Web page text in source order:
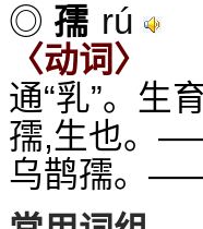
◎ 孺 rú
〈动词〉
通“乳”。生
孺,生也。
乌鹊孺。——